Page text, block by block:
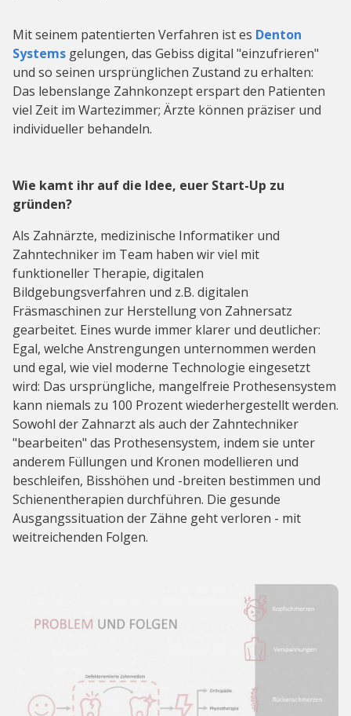
Mit seinem patentierten Verfahren ist es Denton
Systems gelungen, das Gebiss digital "einzufrieren"
und so seinen ursprünglichen Zustand zu erhalten:
Das lebenslange Zahnkonzept erspart den Patienten
viel Zeit im Wartezimmer; Ärzte können präziser und
individueller behandeln.
Wie kamt ihr auf die Idee, euer Start-Up zu
gründen?
Als Zahnärzte, medizinische Informatiker und
Zahntechniker im Team haben wir viel mit
funktioneller Therapie, digitalen
Bildgebungsverfahren und z.B. digitalen
Fräsmaschinen zur Herstellung von Zahnersatz
gearbeitet. Eines wurde immer klarer und deutlicher:
Egal, welche Anstrengungen unternommen werden
und egal, wie viel moderne Technologie eingesetzt
wird: Das ursprüngliche, mangelfreie Prothesensystem
kann niemals zu 100 Prozent wiederhergestellt werden.
Sowohl der Zahnarzt als auch der Zahntechniker
"bearbeiten" das Prothesensystem, indem sie unter
anderem Füllungen und Kronen modellieren und
beschleifen, Bisshöhen und -breiten bestimmen und
Schienentherapien durchführen. Die gesunde
Ausgangssituation der Zähne geht verloren - mit
weitreichenden Folgen.